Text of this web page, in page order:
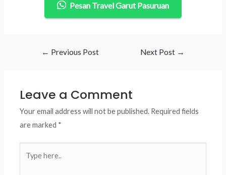
Pesan Travel Garut Pasuruan
Post← Previous Post Next Post →
Leave a Comment
Your email address will not be published. Required fields
are marked *
here..